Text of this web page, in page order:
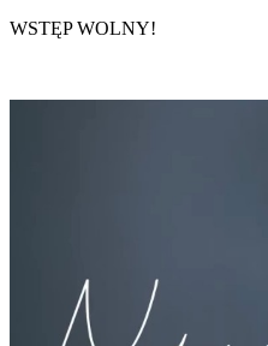
WSTĘP WOLNY!